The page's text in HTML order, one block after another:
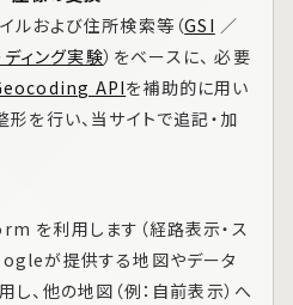
ルおよび住所検索等（GSI ／
ィング実験）をベースに、 必要
APIを補助的に用い
を行い、当サイトで追記・加
を利用します（経路表示・ス
が提供する地図やデータ
、他の地図（例：自前表示）へ